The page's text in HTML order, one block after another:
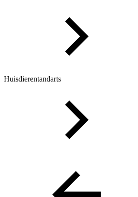
Huisdierentandarts